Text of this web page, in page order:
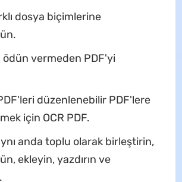
dosya biçimlerine
ödün vermeden PDF'yi
düzenlenebilir PDF'lere
için OCR PDF.
anda toplu olarak birleştirin,
ekleyin, yazdırın ve